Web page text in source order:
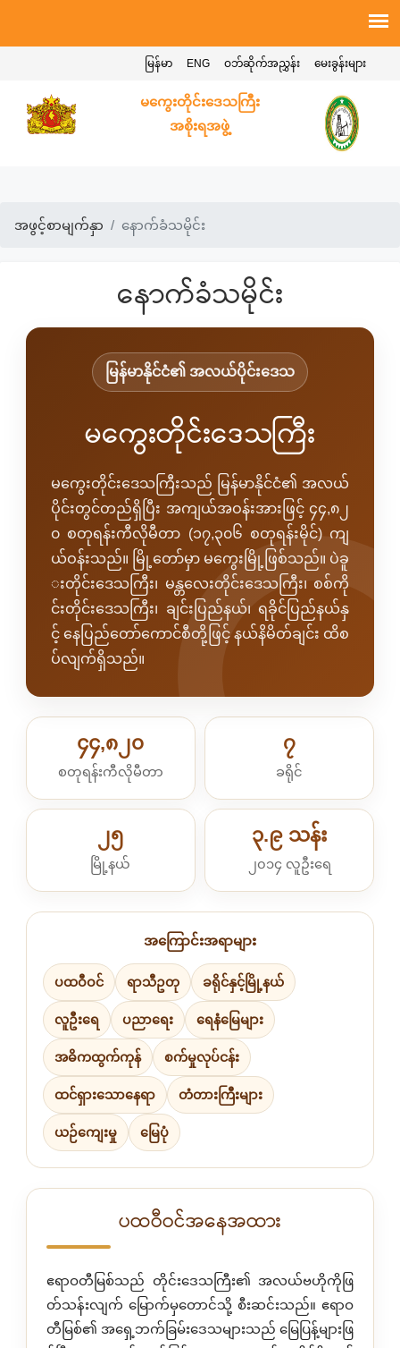
မေးခွန်းများ
ဝဘ်ဆိုက်အညွှန်း
ENG
မြန်မာ
မကွေးတိုင်းဒေသကြီး
အစိုးရအဖွဲ့
အဖွင့်စာမျက်နှာ နောက်ခံသမိုင်း
နောက်ခံသမိုင်း
မြန်မာနိုင်ငံ၏ အလယ်ပိုင်းဒေသ
မကွေးတိုင်းဒေသကြီး
မကွေးတိုင်းဒေသကြီးသည် မြန်မာနိုင်ငံ၏ အလယ်
ပိုင်းတွင်တည်ရှိပြီး အကျယ်အဝန်းအားဖြင့် ၄၄,၈၂
၀ စတုရန်းကီလိုမီတာ (၁၇,၃၀၆ စတုရန်းမိုင်) ကျ
ယ်ဝန်းသည်။ မြို့တော်မှာ မကွေးမြို့ဖြစ်သည်။ ပဲခူ
းတိုင်းဒေသကြီး၊ မန္တလေးတိုင်းဒေသကြီး၊ စစ်ကို
င်းတိုင်းဒေသကြီး၊ ချင်းပြည်နယ်၊ ရခိုင်ပြည်နယ်နှ
င့် နေပြည်တော်ကောင်စီတို့ဖြင့် နယ်နိမိတ်ချင်း ထိစ
ပ်လျက်ရှိသည်။
၄၄,၈၂၀
စတုရန်းကီလိုမီတာ
၇
ခရိုင်
၂၅
မြို့နယ်
၃.၉ သန်း
၂၀၁၄ လူဦးရေ
အကြောင်းအရာများ
ပထဝီဝင် ရာသီဥတု ခရိုင်နှင့်မြို့နယ်
လူဦးရေ ပညာရေး ရေနံမြေများ
အဓိကထွက်ကုန် စက်မှုလုပ်ငန်း
ထင်ရှားသောနေရာ တံတားကြီးများ
ယဉ်ကျေးမှု မြေပုံ
ပထဝီဝင်အနေအထား
ဧရာဝတီမြစ်သည် တိုင်းဒေသကြီး၏ အလယ်ဗဟိုကိုဖြ
တ်သန်းလျက် မြောက်မှတောင်သို့ စီးဆင်းသည်။ ဧရာဝ
တီမြစ်၏ အရှေ့ဘက်ခြမ်းဒေသများသည် မြေပြန့်များဖြ